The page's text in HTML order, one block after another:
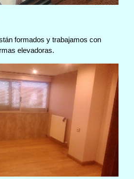
formados y trabajamos con
elevadoras.